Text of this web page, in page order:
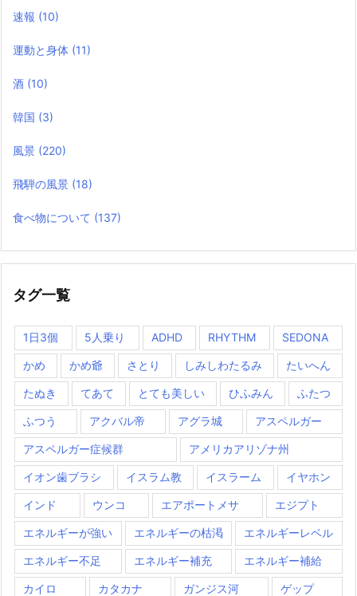
速報 (10)
運動と身体 (11)
酒 (10)
韓国 (3)
風景 (220)
飛騨の風景 (18)
食べ物について (137)
タグ一覧
1日3個 5人乗り ADHD RHYTHM SEDONA
かめ かめ爺 さとり しみしわたるみ たいへん
たぬき てあて とても美しい ひふみん ふたつ
ふつう アクバル帝 アグラ城 アスペルガー
アスペルガー症候群 アメリカアリゾナ州
イオン歯ブラシ イスラム教 イスラーム イヤホン
インド ウンコ エアポートメサ エジプト
エネルギーが強い エネルギーの枯渇 エネルギーレベル
エネルギー不足 エネルギー補充 エネルギー補給
カイロ カタカナ ガンジス河 ゲップ